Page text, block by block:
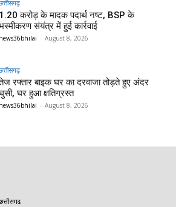
1.20 करोड़ के मादक पदार्थ नष्ट, BSP के
संयंत्र में हुई कार्रवाई
news36bhilai - August 8, 2026
रफ्तार बाइक घर का दरवाजा तोड़ते हुए अंदर
घर हुआ क्षतिग्रस्त
news36bhilai - August 8, 2026